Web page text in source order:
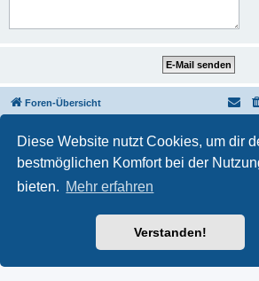
Diese Website nutzt Cookies, um dir
bestmöglichen Komfort bei der
bieten. Mehr erfahren
Verstanden!
Foren-Übersicht
Powered by phpBB
® Forum Software ©
Deutsche Übersetzung durch
Datenschutz|